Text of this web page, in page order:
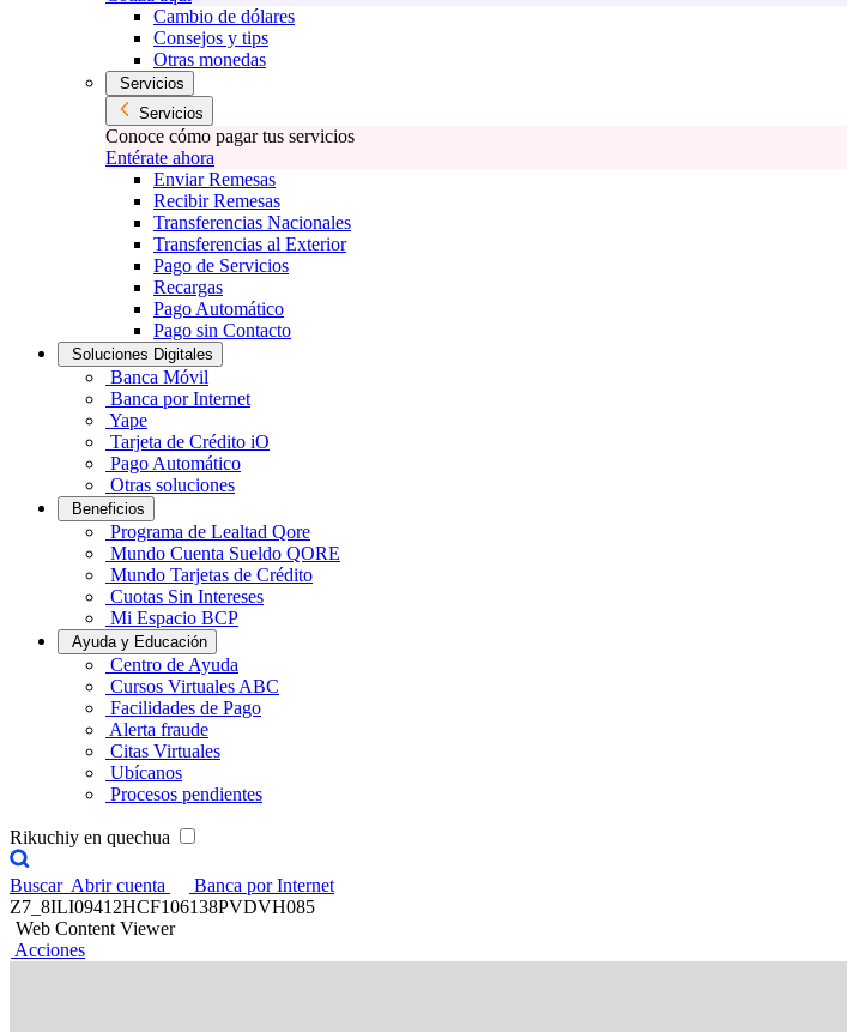
Cambio de dólares
Consejos y tips
Otras monedas
Servicios
Servicios
Conoce cómo pagar tus servicios
Entérate ahora
Enviar Remesas
Recibir Remesas
Transferencias Nacionales
Transferencias al Exterior
Pago de Servicios
Recargas
Pago Automático
Pago sin Contacto
Soluciones Digitales
Banca Móvil
Banca por Internet
Yape
Tarjeta de Crédito iO
Pago Automático
Otras soluciones
Beneficios
Programa de Lealtad Qore
Mundo Cuenta Sueldo QORE
Mundo Tarjetas de Crédito
Cuotas Sin Intereses
Mi Espacio BCP
Ayuda y Educación
Centro de Ayuda
Cursos Virtuales ABC
Facilidades de Pago
Alerta fraude
Citas Virtuales
Ubícanos
Procesos pendientes
Rikuchiy en quechua
Buscar Abrir cuenta
Banca por Internet
Z7_8ILI09412HCF106138PVDVH085
Web Content Viewer
Acciones